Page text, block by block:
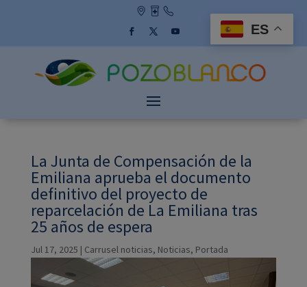
La Junta de Compensación de la
Emiliana aprueba el documento
definitivo del proyecto de
reparcelación de La Emiliana tras
25 años de espera
Jul 17, 2025 | Carrusel noticias, Noticias, Portada
ES